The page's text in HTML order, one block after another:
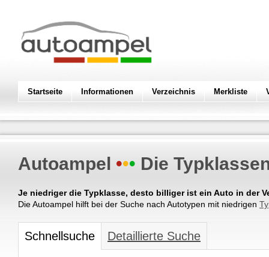
Startseite Informationen Verzeichnis Merkliste
Autoampel ••• Die
Je niedriger die Typklasse, desto billiger ist ein Auto in der
Die Autoampel hilft bei der Suche nach Autotypen mit niedrigen
Schnellsuche Detaillierte Suche